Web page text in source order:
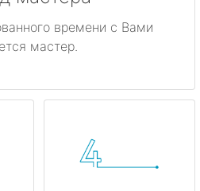
времени с Вами
мастер.